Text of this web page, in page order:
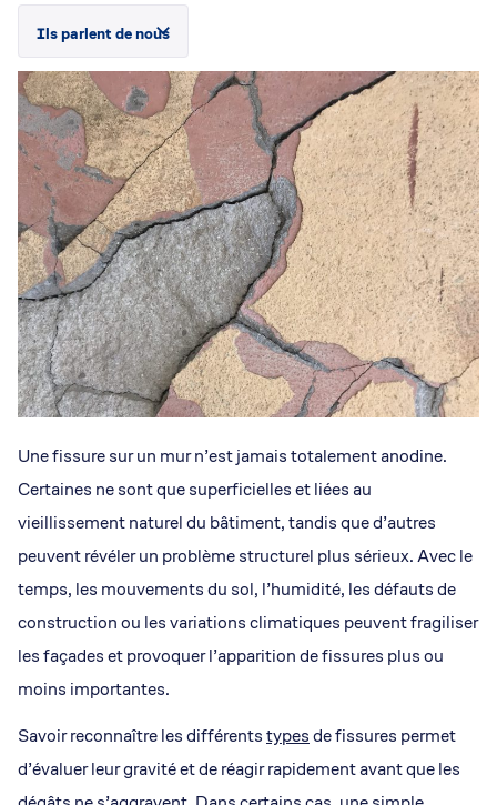
Ils parlent de nous
Une fissure sur un mur n’est jamais totalement anodine.
Certaines ne sont que superficielles et liées au
vieillissement naturel du bâtiment, tandis que d’autres
peuvent révéler un problème structurel plus sérieux. Avec le
temps, les mouvements du sol, l’humidité, les défauts de
construction ou les variations climatiques peuvent fragiliser
les façades et provoquer l’apparition de fissures plus ou
moins importantes.
Savoir reconnaître les différentstypesde fissures permet
d’évaluer leur gravité et de réagir rapidement avant que les